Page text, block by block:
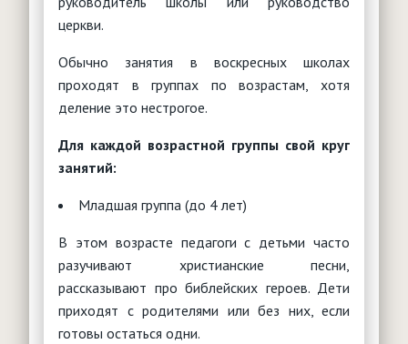
церкви.
Обычно занятия в воскресных школах
проходят в группах по возрастам, хотя
деление это нестрогое.
Для каждой возрастной группы свой круг
занятий:
Младшая группа (до 4 лет)
В этом возрасте педагоги с детьми часто
разучивают христианские песни,
рассказывают про библейских героев. Дети
приходят с родителями или без них, если
готовы остаться одни.